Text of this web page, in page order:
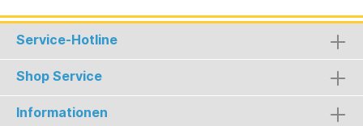
Service-Hotline
Shop Service
Informationen